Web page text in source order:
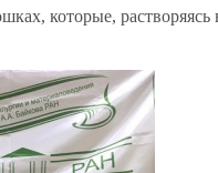
которые, растворяясь